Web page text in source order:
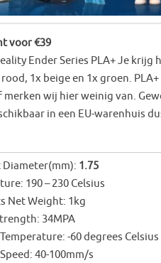
voor €39
Ender Series PLA+ Je krijg
1x beige en 1x groen.
wij hier weinig van.
in een EU-warenhuis
Diameter(mm): 1.75
190 – 230 Celsius
Net Weight: 1kg
34MPA
-60 degrees
40-100mm/s